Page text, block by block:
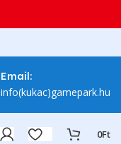
Email:
info(kukac)gamepark.hu
0Ft